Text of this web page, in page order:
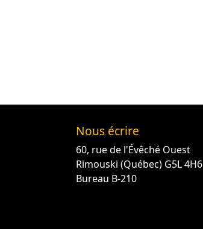
Nous écrire
60, rue de l'Évêché Ouest
Rimouski (Québec) G5L 4H6
Bureau B-210